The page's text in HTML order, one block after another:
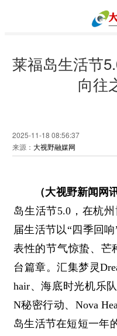
莱福岛生活节
向往
2025-11-18 08:56:37
来源： 大视野融媒网
（大视野新闻网
岛生活节5.0，在杭
届生活节以“四季回
表性的节气惊蛰、芒
台篇章。汇集梦灵
hair、海底时光机乐
N秘密行动、Nova
岛生活节在短短一年